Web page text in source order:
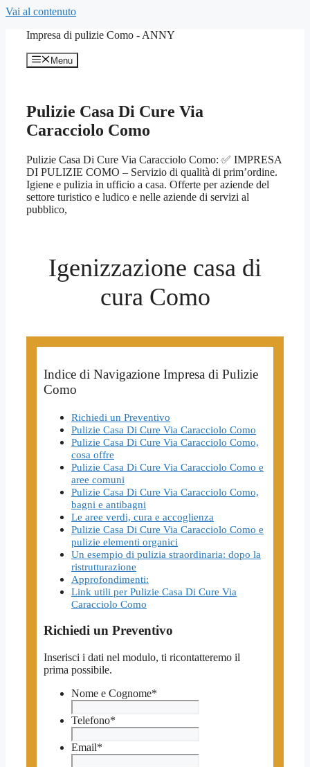
Vai al contenuto
Impresa di pulizie Como - ANNY
Menu
Pulizie Casa Di Cure Via
Caracciolo Como
Pulizie Casa Di Cure Via Caracciolo Como: ✅ IMPRESA
DI PULIZIE COMO – Servizio di qualità di prim’ordine.
Igiene e pulizia in ufficio a casa. Offerte per aziende del
settore turistico e ludico e nelle aziende di servizi al
pubblico,
Igenizzazione casa di
cura Como
Indice di Navigazione Impresa di Pulizie
Como
Richiedi un Preventivo
Pulizie Casa Di Cure Via Caracciolo Como
Pulizie Casa Di Cure Via Caracciolo Como,
cosa offre
Pulizie Casa Di Cure Via Caracciolo Como e
aree comuni
Pulizie Casa Di Cure Via Caracciolo Como,
bagni e antibagni
Le aree verdi, cura e accoglienza
Pulizie Casa Di Cure Via Caracciolo Como e
pulizie elementi organici
Un esempio di pulizia straordinaria: dopo la
ristrutturazione
Approfondimenti:
Link utili per Pulizie Casa Di Cure Via
Caracciolo Como
Richiedi un Preventivo
Inserisci i dati nel modulo, ti ricontatteremo il
prima possibile.
Nome e Cognome*
Telefono*
Email*